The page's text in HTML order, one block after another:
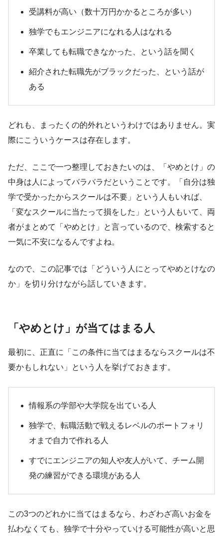
受講料が高い（数十万円かかるところが多い）
独学でもエンジニアになれる人はなれる
卒業しても転職できなかった、という話を聞く
紹介された転職先がブラックだった、という話が
ある
どれも、まったくの的外れというわけではありません。実
際にこういうケースは存在します。
ただ、ここで一つ整理しておきたいのは、「やめとけ」の
中身は人によってバラバラだということです。「自分は独
学で受かったからスクールは不要」という人もいれば、
「変なスクールに当たって損をした」という人もいて、両
者がまとめて「やめとけ」と言っているので、検索すると
一気に不安になるんですよね。
なので、この記事では「どういう人にとってやめとけなの
か」を切り分けながら話していきます。
「やめとけ」が当てはまる人
最初に、正直に「この条件に当てはまるならスクールは不
要かもしれない」という人を挙げておきます。
情報系の学部や大学院を出ている人
独学で、転職活動で戦えるレベルのポートフォリ
オまで自力で作れる人
すでにエンジニアの知人や友人がいて、チーム開
発の練習ができる環境がある人
この3つのどれかに当てはまるなら、わざわざ高いお金を
払わなくても、独学で十分やっていける可能性が高いと思